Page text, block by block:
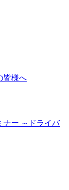
皆様へ
ナー ～ドライバ